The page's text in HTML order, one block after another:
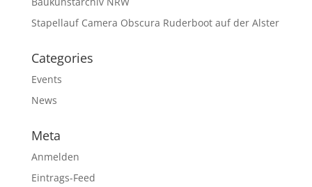
Stapellauf Camera Obscura Ruderboot auf der Alster
Categories
Events
News
Meta
Anmelden
Eintrags-Feed